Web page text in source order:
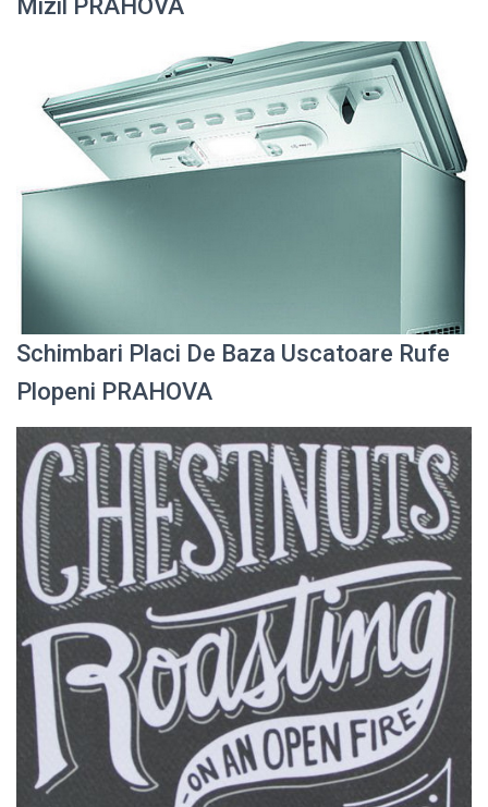
Mizil PRAHOVA
Schimbari Placi De Baza Uscatoare Rufe
Plopeni PRAHOVA